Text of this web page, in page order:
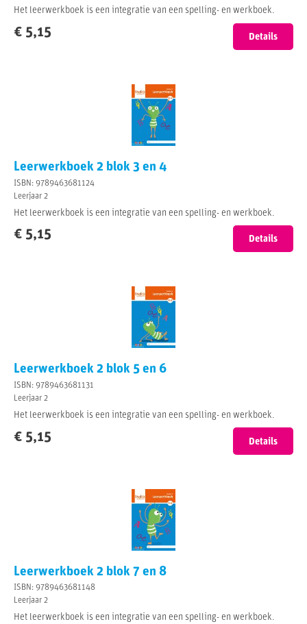
Het leerwerkboek is een integratie van een spelling- en werkboek.
€ 5,15 Details
Leerwerkboek 2 blok 3 en 4
ISBN: 9789463681124
Leerjaar 2
Het leerwerkboek is een integratie van een spelling- en werkboek.
€ 5,15 Details
Leerwerkboek 2 blok 5 en 6
ISBN: 9789463681131
Leerjaar 2
Het leerwerkboek is een integratie van een spelling- en werkboek.
€ 5,15 Details
Leerwerkboek 2 blok 7 en 8
ISBN: 9789463681148
Leerjaar 2
Het leerwerkboek is een integratie van een spelling- en werkboek.